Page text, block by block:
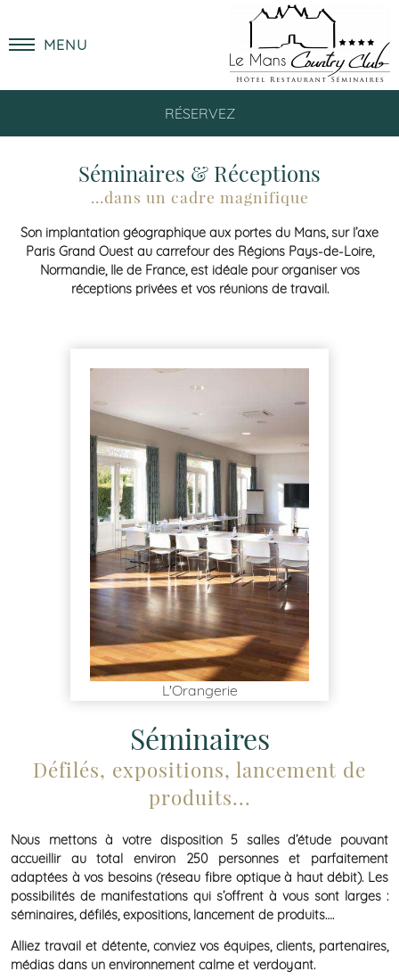
RÉSERVEZ
MENU
Séminaires & Réceptions
...dans un cadre magnifique
Son implantation géographique aux portes du Mans, sur l’axe
Paris Grand Ouest au carrefour des Régions Pays-de-Loire,
Normandie, Ile de France, est idéale pour organiser vos
réceptions privées et vos réunions de travail.
L'Orangerie
Séminaires
Défilés, expositions, lancement de
produits...
Nous mettons à votre disposition 5 salles d’étude pouvant
accueillir au total environ 250 personnes et parfaitement
adaptées à vos besoins (réseau fibre optique à haut débit). Les
possibilités de manifestations qui s’offrent à vous sont larges :
séminaires, défilés, expositions, lancement de produits….
Alliez travail et détente, conviez vos équipes, clients, partenaires,
médias dans un environnement calme et verdoyant.